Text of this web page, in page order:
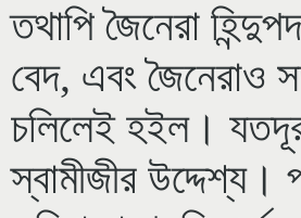
তথাপি জৈনেরা
বেদ, এবং জৈনেরাও
চলিলেই হইল। যতদূর
স্বামীজীর উদ্দেশ্য।